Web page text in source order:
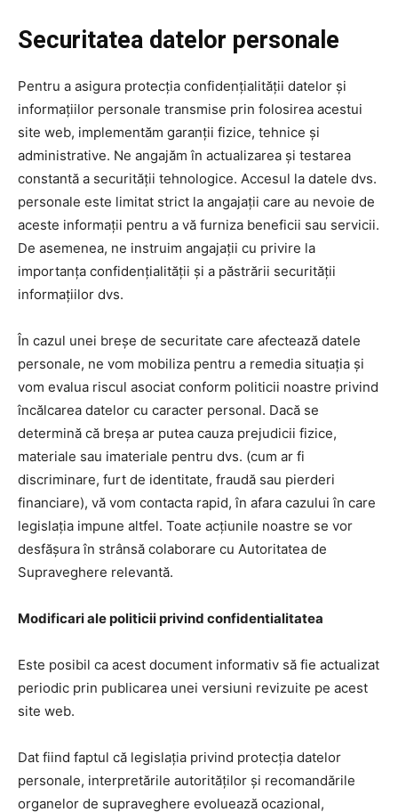
Securitatea datelor personale
Pentru a asigura protecția confidențialității datelor și
informațiilor personale transmise prin folosirea acestui
site web, implementăm garanții fizice, tehnice și
administrative. Ne angajăm în actualizarea și testarea
constantă a securității tehnologice. Accesul la datele dvs.
personale este limitat strict la angajații care au nevoie de
aceste informații pentru a vă furniza beneficii sau servicii.
De asemenea, ne instruim angajații cu privire la
importanța confidențialității și a păstrării securității
informațiilor dvs.
În cazul unei breșe de securitate care afectează datele
personale, ne vom mobiliza pentru a remedia situația și
vom evalua riscul asociat conform politicii noastre privind
încălcarea datelor cu caracter personal. Dacă se
determină că breșa ar putea cauza prejudicii fizice,
materiale sau imateriale pentru dvs. (cum ar fi
discriminare, furt de identitate, fraudă sau pierderi
financiare), vă vom contacta rapid, în afara cazului în care
legislația impune altfel. Toate acțiunile noastre se vor
desfășura în strânsă colaborare cu Autoritatea de
Supraveghere relevantă.
Modificari ale politicii privind confidentialitatea
Este posibil ca acest document informativ să fie actualizat
periodic prin publicarea unei versiuni revizuite pe acest
site web.
Dat fiind faptul că legislația privind protecția datelor
personale, interpretările autorităților și recomandările
organelor de supraveghere evoluează ocazional,